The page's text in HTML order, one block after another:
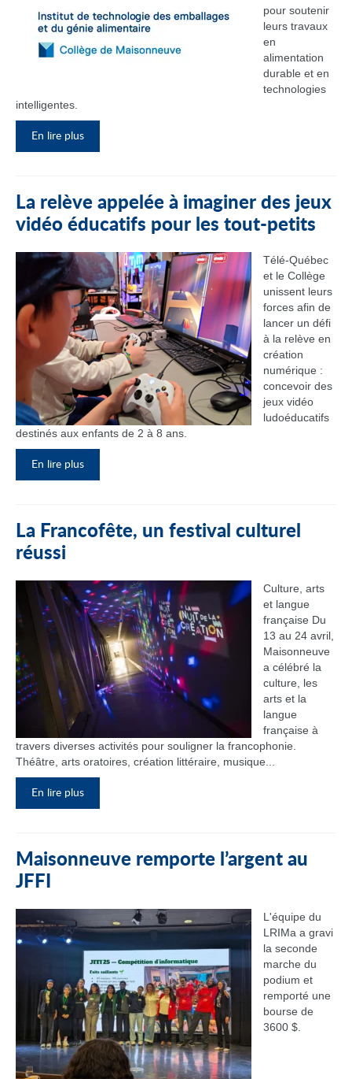
pour soutenir
leurs travaux
en
alimentation
durable et en
technologies
intelligentes.
En lire plus
La relève appelée à imaginer des jeux
vidéo éducatifs pour les tout-petits
Télé-Québec
et le Collège
unissent leurs
forces afin de
lancer un défi
à la relève en
création
numérique :
concevoir des
jeux vidéo
ludoéducatifs
destinés aux enfants de 2 à 8 ans.
En lire plus
La Francofête, un festival culturel
réussi
Culture, arts
et langue
française Du
13 au 24 avril,
Maisonneuve
a célébré la
culture, les
arts et la
langue
française à
travers diverses activités pour souligner la francophonie.
Théâtre, arts oratoires, création littéraire, musique...
En lire plus
Maisonneuve remporte l’argent au
JFFI
L'équipe du
LRIMa a gravi
la seconde
marche du
podium et
remporté une
bourse de
3600 $.